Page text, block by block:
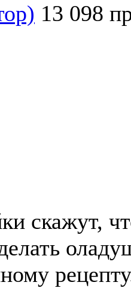
13 098
скажут,